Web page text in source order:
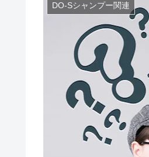
DO-Sシャンプー関連